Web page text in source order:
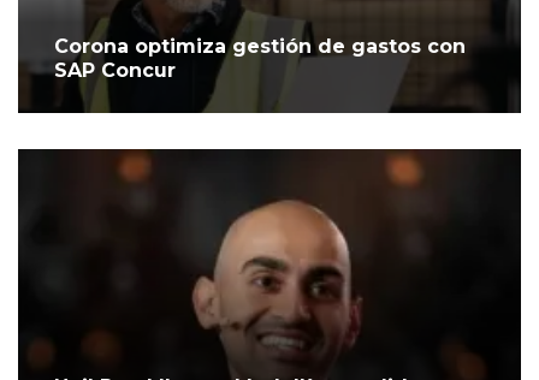
Corona optimiza gestión de gastos con
SAP Concur